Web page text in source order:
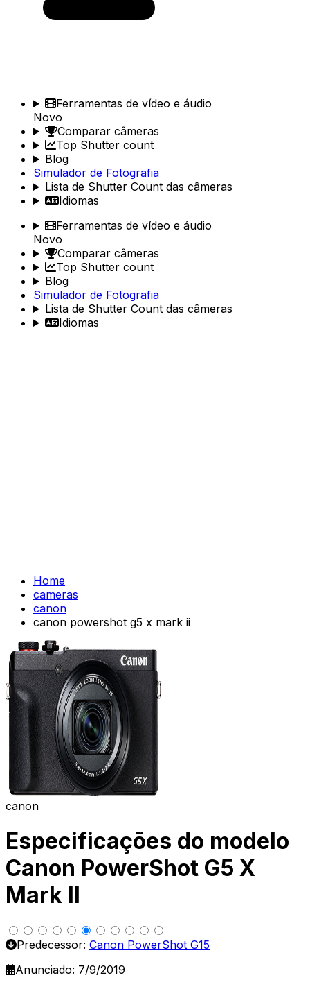
Ferramentas de vídeo e áudio
Novo
Comparar câmeras
Top Shutter count
Blog
Simulador de Fotografia
Lista de Shutter Count das câmeras
Idiomas
Ferramentas de vídeo e áudio
Novo
Comparar câmeras
Top Shutter count
Blog
Simulador de Fotografia
Lista de Shutter Count das câmeras
Idiomas
Home
cameras
canon
canon powershot g5 x mark ii
canon
Especificações do modelo
Canon PowerShot G5 X
Mark II
Predecessor: Canon PowerShot G15
Anunciado: 7/9/2019